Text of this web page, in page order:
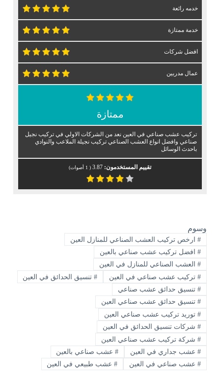
خدمه رائعة
خدمة ممتازة
افضل شركات
عمال مدربين
ممتازة
تركيب عشب صناعي في العين نعد من الشركات الاولي في تركيب نجيل
صناعي وافضل انواع العشب الصناعي تركيب نجيلة الملاعب والنوادي
باحدث الوسائل
تقييم المستخدمون: 3.87
(
1 أصوات)
وسوم
#ارخص تركيب العشب الصناعي للمنازل العين
#افضل تركيب عشب صناعي بالعين
#العشب الصناعي للمنازل في العين
#تركيب عشب صناعي في العين #تنسيق الحدائق في العين
#تنسيق حدائق عشب صناعي
#تنسيق حدائق عشب صناعي العين
#توريد تركيب عشب صناعي العين
#شركات تنسيق الحدائق في العين
#شركة تركيب عشب صناعي العين
#عشب جداري في العين #عشب صناعي بالعين
#عشب صناعي في العين #عشب طبيعي في العين